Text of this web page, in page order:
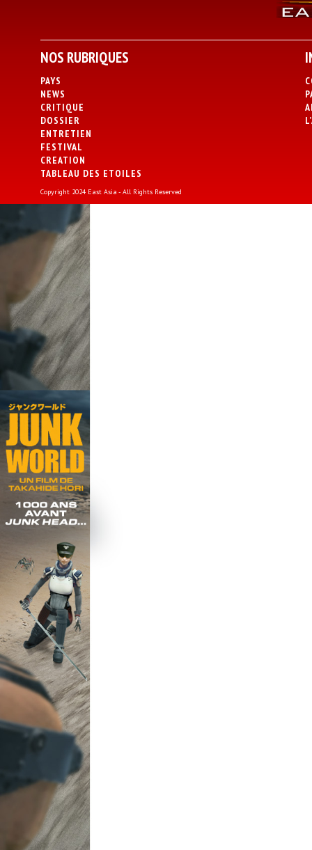
NOS RUBRIQUES
PAYS
NEWS
CRITIQUE
DOSSIER
ENTRETIEN
FESTIVAL
CREATION
TABLEAU DES ETOILES
Copyright 2024 East Asia - All Rights Reserved